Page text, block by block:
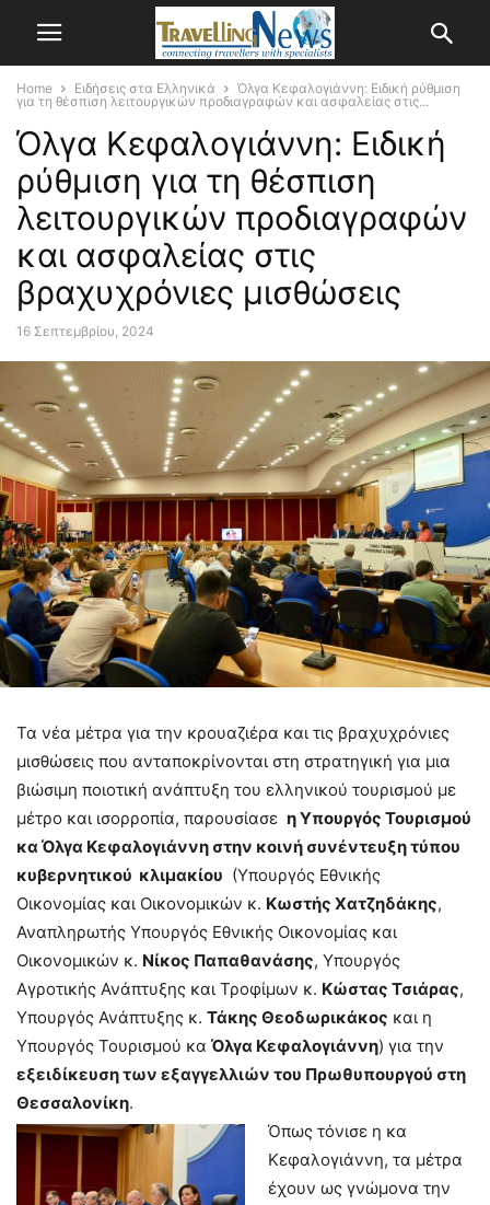
Home Ειδήσεις στα Ελληνικά
Όλγα Κεφαλογιάννη: Ειδική ρύθμιση
για τη θέσπιση λειτουργικών προδιαγραφών και ασφαλείας στις...
Όλγα Κεφαλογιάννη: Ειδική
ρύθμιση για τη θέσπιση
λειτουργικών προδιαγραφών
και ασφαλείας στις
βραχυχρόνιες μισθώσεις
16 Σεπτεμβρίου, 2024
Τα νέα μέτρα για την κρουαζιέρα και τις βραχυχρόνιες
μισθώσεις που ανταποκρίνονται στη στρατηγική για μια
βιώσιμη ποιοτική ανάπτυξη του ελληνικού τουρισμού με
μέτρο και ισορροπία, παρουσίασε η Υπουργός Τουρισμού
κα Όλγα Κεφαλογιάννη στην κοινή συνέντευξη τύπου
κυβερνητικού κλιμακίου (Υπουργός Εθνικής
Οικονομίας και Οικονομικών κ. Κωστής Χατζηδάκης,
Αναπληρωτής Υπουργός Εθνικής Οικονομίας και
Οικονομικών κ. Νίκος Παπαθανάσης, Υπουργός
Αγροτικής Ανάπτυξης και Τροφίμων κ. Κώστας Τσιάρας,
Υπουργός Ανάπτυξης κ. Τάκης Θεοδωρικάκος και η
Υπουργός Τουρισμού κα Όλγα Κεφαλογιάννη) για την
εξειδίκευση των εξαγγελλιών του Πρωθυπουργού στη
Θεσσαλονίκη.
Όπως τόνισε η κα
Κεφαλογιάννη, τα μέτρα
έχουν ως γνώμονα την